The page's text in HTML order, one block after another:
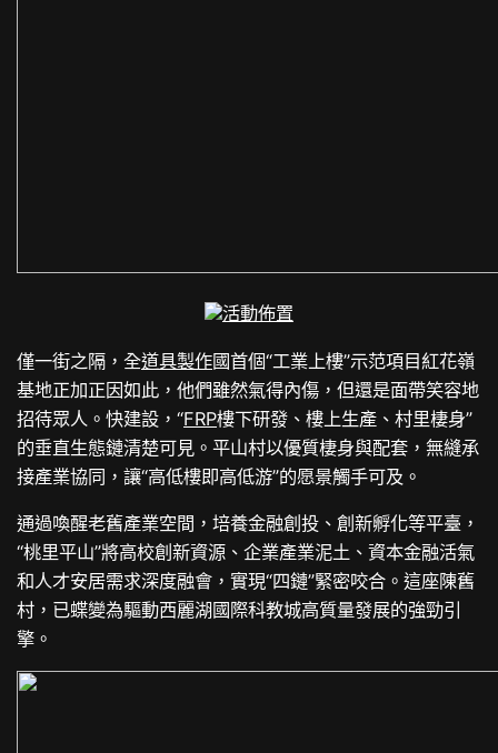
活動佈置
僅一街之隔，全道具製作國首個“工業上樓”示范項目紅花嶺
基地正加正因如此，他們雖然氣得內傷，但還是面帶笑容地
招待眾人。快建設，“FRP樓下研發、樓上生產、村里棲身”
的垂直生態鏈清楚可見。平山村以優質棲身與配套，無縫承
接產業協同，讓“高低樓即高低游”的愿景觸手可及。
通過喚醒老舊產業空間，培養金融創投、創新孵化等平臺，
“桃里平山”將高校創新資源、企業產業泥土、資本金融活氣
和人才安居需求深度融會，實現“四鏈”緊密咬合。這座陳舊
村，已蝶變為驅動西麗湖國際科教城高質量發展的強勁引
擎。